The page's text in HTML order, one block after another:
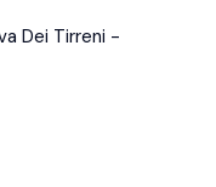
Dei Tirreni -